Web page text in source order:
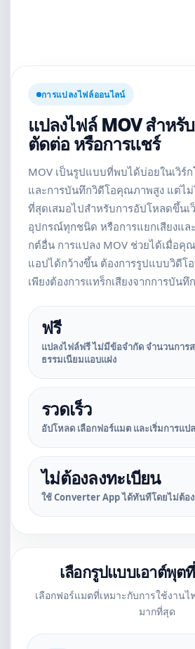
การแปลงไฟล์ออนไลน์
แปลงไฟล์ MOV สำหรั
ตัดต่อ หรือการแชร์
MOV เป็นรูปแบบที่พบได้บ่อยในเวิร์
และการบันทึกวิดีโอคุณภาพสูง แต่ไ
ที่สุดเสมอไปสำหรับการอัปโหลดขึ้นเ
อุปกรณ์ทุกชนิด หรือการแยกเสียงแล
กต์อื่น การแปลง MOV ช่วยได้เมื่อคุ
แอปได้กว้างขึ้น ต้องการรูปแบบวิดีโ
เพียงต้องการแทร็กเสียงจากการบันทึ
ฟรี
แปลงไฟล์ฟรี ไม่มีข้อจำกัด จำนวนกา
ธรรมเนียมแอบแฝง
รวดเร็ว
อัปโหลด เลือกฟอร์แมต และเริ่มการแ
ไม่ต้องลงทะเบียน
ใช้ Converter App ได้ทันทีโดยไม่ต้อ
เลือกรูปแบบเอาต์พุต
เลือกฟอร์แมตที่เหมาะกับการใช้งาน
มากที่สุด